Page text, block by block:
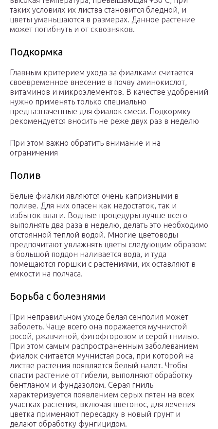
таких условиях их листва становится бледной, и
цветы уменьшаются в размерах. Данное растение
может погибнуть и от сквозняков.
Подкормка
Главным критерием ухода за фиалками считается
своевременное внесение в почву аминокислот,
витаминов и микроэлементов. В качестве удобрений
нужно применять только специально
предназначенные для фиалок смеси. Подкормку
рекомендуется вносить не реже двух раз в неделю
При этом важно обратить внимание и на
ограничения
Полив
Белые фиалки являются очень капризными в
поливе. Для них опасен как недостаток, так и
избыток влаги. Водные процедуры лучше всего
выполнять два раза в неделю, делать это необходимо
отстоянной теплой водой. Многие цветоводы
предпочитают увлажнять цветы следующим образом:
в большой поддон наливается вода, и туда
помещаются горшки с растениями, их оставляют в
емкости на полчаса.
Борьба с болезнями
При неправильном уходе белая сенполия может
заболеть. Чаще всего она поражается мучнистой
росой, ржавчиной, фитофторозом и серой гнилью.
При этом самым распространенным заболеванием
фиалок считается мучнистая роса, при которой на
листве растения появляется белый налет. Чтобы
спасти растение от гибели, выполняют обработку
бентланом и фундазолом. Серая гниль
характеризуется появлением серых пятен на всех
участках растения, включая цветонос, для лечения
цветка применяют пересадку в новый грунт и
делают обработку фунгицидом.